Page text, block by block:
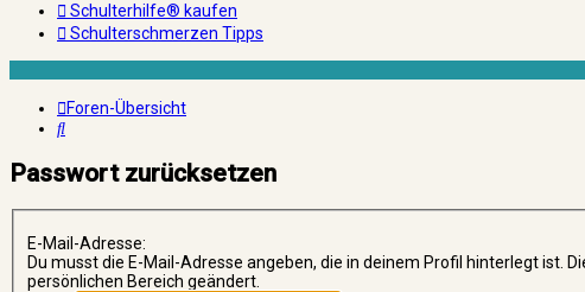
Schulterhilfe® kaufen
Schulterschmerzen Tipps
Foren-Übersicht
Suche
Passwort zurücksetzen
E-Mail-Adresse:
Du musst die E-Mail-Adresse angeben, die in deinem Profil hinterlegt ist.
persönlichen Bereich geändert.